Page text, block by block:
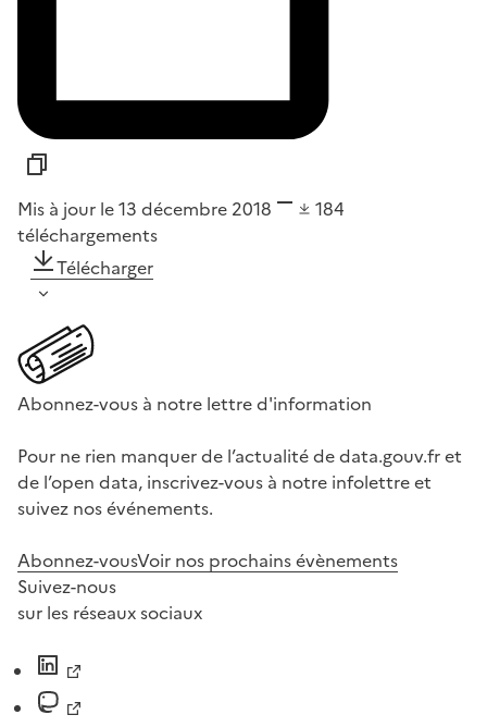
Mis à jour le 13 décembre 2018
184
téléchargements
Télécharger
Abonnez-vous à notre lettre d'information
Pour ne rien manquer de l’actualité de data.gouv.fr et
de l’open data, inscrivez-vous à notre infolettre et
suivez nos événements.
Abonnez-vousVoir nos prochains évènements
Suivez-nous
sur les réseaux sociaux